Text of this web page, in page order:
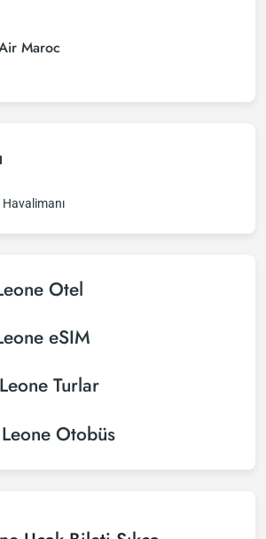
Maroc
Otel
eSIM
Turlar
Otobüs